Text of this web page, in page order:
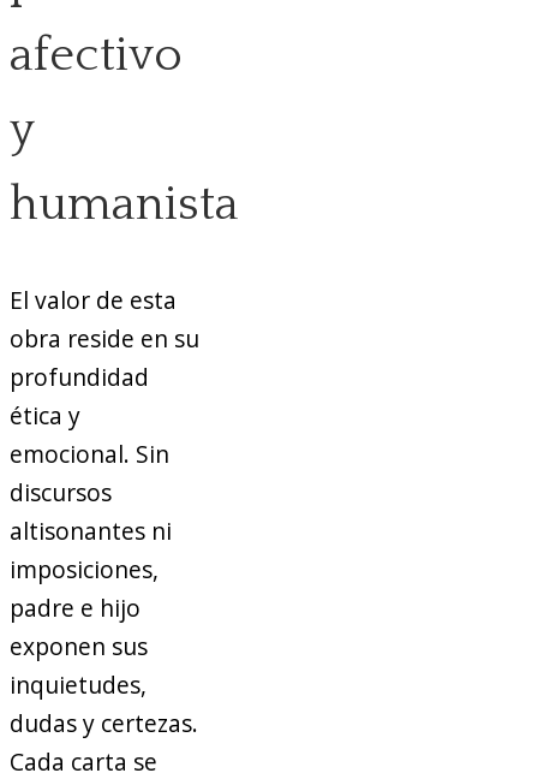
afectivo
y
humanista
El valor de esta
obra reside en su
profundidad
ética y
emocional. Sin
discursos
altisonantes ni
imposiciones,
padre e hijo
exponen sus
inquietudes,
dudas y certezas.
Cada carta se